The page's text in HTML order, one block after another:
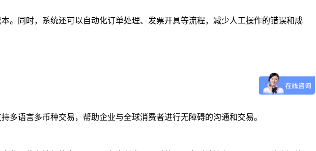
。同时，系统还可以自动化订单处理、发票开具等流程，减少人工操作的错误和成
多语言多币种交易，帮助企业与全球消费者进行无障碍的沟通和交易。